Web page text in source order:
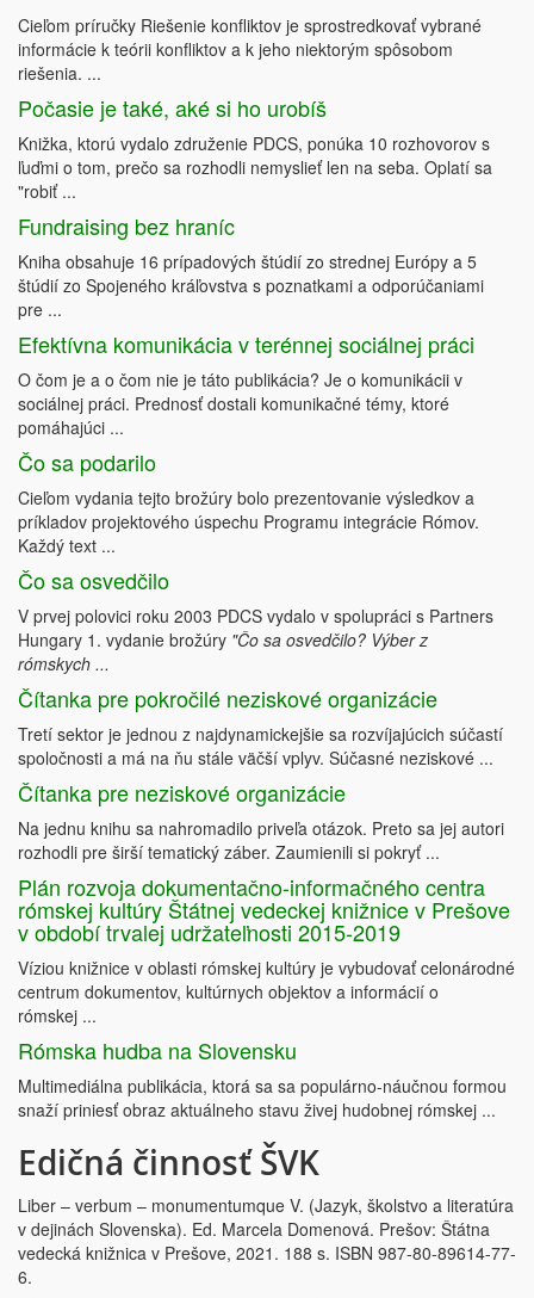
Cieľom príručky Riešenie konfliktov je sprostredkovať vybrané
informácie k teórii konfliktov a k jeho niektorým spôsobom
riešenia. ...
Počasie je také, aké si ho urobíš
Knižka, ktorú vydalo združenie PDCS, ponúka 10 rozhovorov s
ľuďmi o tom, prečo sa rozhodli nemyslieť len na seba. Oplatí sa
"robiť ...
Fundraising bez hraníc
Kniha obsahuje 16 prípadových štúdií zo strednej Európy a 5
štúdií zo Spojeného kráľovstva s poznatkami a odporúčaniami
pre ...
Efektívna komunikácia v terénnej sociálnej práci
O čom je a o čom nie je táto publikácia? Je o komunikácii v
sociálnej práci. Prednosť dostali komunikačné témy, ktoré
pomáhajúci ...
Čo sa podarilo
Cieľom vydania tejto brožúry bolo prezentovanie výsledkov a
príkladov projektového úspechu Programu integrácie Rómov.
Každý text ...
Čo sa osvedčilo
V prvej polovici roku 2003 PDCS vydalo v spolupráci s Partners
Hungary 1. vydanie brožúry "Čo sa osvedčilo? Výber z
rómskych ...
Čítanka pre pokročilé neziskové organizácie
Tretí sektor je jednou z najdynamickejšie sa rozvíjajúcich súčastí
spoločnosti a má na ňu stále väčší vplyv. Súčasné neziskové ...
Čítanka pre neziskové organizácie
Na jednu knihu sa nahromadilo priveľa otázok. Preto sa jej autori
rozhodli pre širší tematický záber. Zaumienili si pokryť ...
Plán rozvoja dokumentačno-informačného centra
rómskej kultúry Štátnej vedeckej knižnice v Prešove
v období trvalej udržateľnosti 2015-2019
Víziou knižnice v oblasti rómskej kultúry je vybudovať celonárodné
centrum dokumentov, kultúrnych objektov a informácií o
rómskej ...
Rómska hudba na Slovensku
Multimediálna publikácia, ktorá sa sa populárno-náučnou formou
snaží priniesť obraz aktuálneho stavu živej hudobnej rómskej ...
Edičná činnosť ŠVK
Liber – verbum – monumentumque V. (Jazyk, školstvo a literatúra
v dejinách Slovenska). Ed. Marcela Domenová. Prešov: Štátna
vedecká knižnica v Prešove, 2021. 188 s. ISBN 987-80-89614-77-
6.